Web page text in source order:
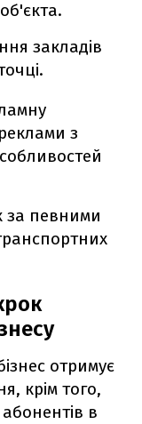
закладів
з
за певними
отримує
крім того,
в